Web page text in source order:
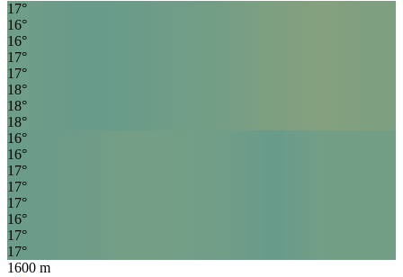
17°
16°
16°
17°
17°
18°
18°
18°
16°
16°
17°
17°
17°
16°
17°
17°
1600 m